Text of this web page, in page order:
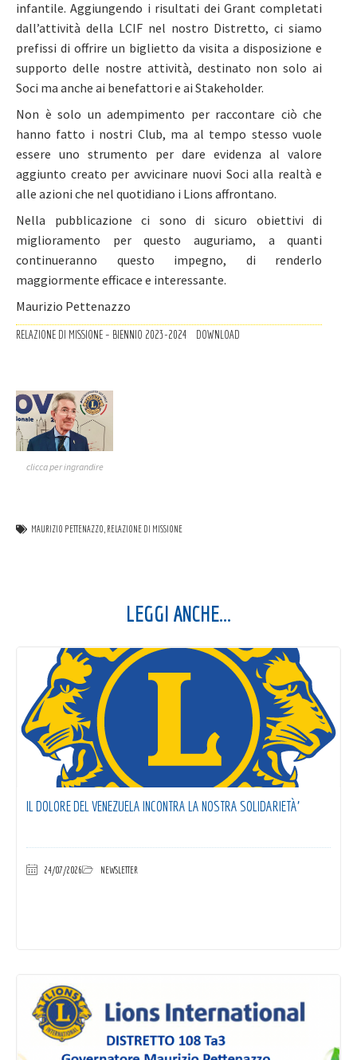
infantile. Aggiungendo i risultati dei Grant completati
dall’attività della LCIF nel nostro Distretto, ci siamo
prefissi di offrire un biglietto da visita a disposizione e
supporto delle nostre attività, destinato non solo ai
Soci ma anche ai benefattori e ai Stakeholder.
Non è solo un adempimento per raccontare ciò che
hanno fatto i nostri Club, ma al tempo stesso vuole
essere uno strumento per dare evidenza al valore
aggiunto creato per avvicinare nuovi Soci alla realtà e
alle azioni che nel quotidiano i Lions affrontano.
Nella pubblicazione ci sono di sicuro obiettivi di
miglioramento per questo auguriamo, a quanti
continueranno questo impegno, di renderlo
maggiormente efficace e interessante.
Maurizio Pettenazzo
RELAZIONE DI MISSIONE – BIENNIO 2023-2024 DOWNLOAD
clicca per ingrandire
MAURIZIO PETTENAZZO RELAZIONE DI MISSIONE
LEGGI ANCHE...
IL DOLORE DEL VENEZUELA INCONTRA LA NOSTRA SOLIDARIETÀ’
24/07/2026 NEWSLETTER